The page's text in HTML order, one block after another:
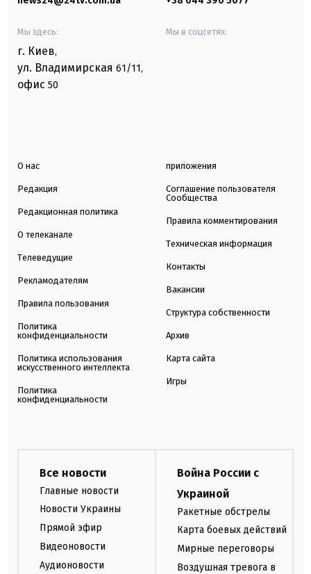
Мы здесь:
г. Киев,
ул. Владимирская 61/11,
офис 50
Мы в соцсетях:
О нас
Редакция
Редакционная политика
О телеканале
Телеведущие
Рекламодателям
Правила пользования
Политика
конфиденциальности
Политика использования
искусственного интеллекта
Политика
конфиденциальности
приложения
Соглашение пользователя
Сообщества
Правила комментирования
Техническая информация
Контакты
Вакансии
Структура собственности
Архив
Карта сайта
Игры
Все новости
Главные новости
Новости Украины
Прямой эфир
Видеоновости
Аудионовости
Война России с
Украиной
Ракетные обстрелы
Карта боевых действий
Мирные переговоры
Воздушная тревога в